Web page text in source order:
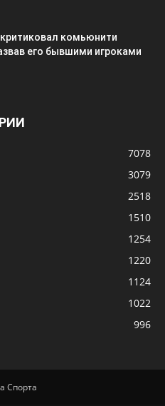
комьюнити
его бывшими игроками
7078
3079
2518
1510
1254
1220
1124
1022
996
Спорта